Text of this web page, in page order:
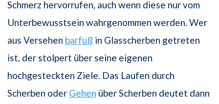
Schmerz hervorrufen, auch wenn diese nur vom
Unterbewusstsein wahrgenommen werden. Wer
aus Versehen barfuß in Glasscherben getreten
ist, der stolpert über seine eigenen
hochgesteckten Ziele. Das Laufen durch
Scherben oder Gehen über Scherben deutet dann